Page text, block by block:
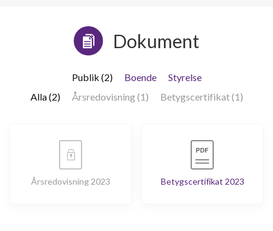
Dokument
Publik (2) Boende
Styrelse
Alla (2)
Årsredovisning (1) Betygscertifikat (1)
Årsredovisning 2023 Betygscertifikat 2023